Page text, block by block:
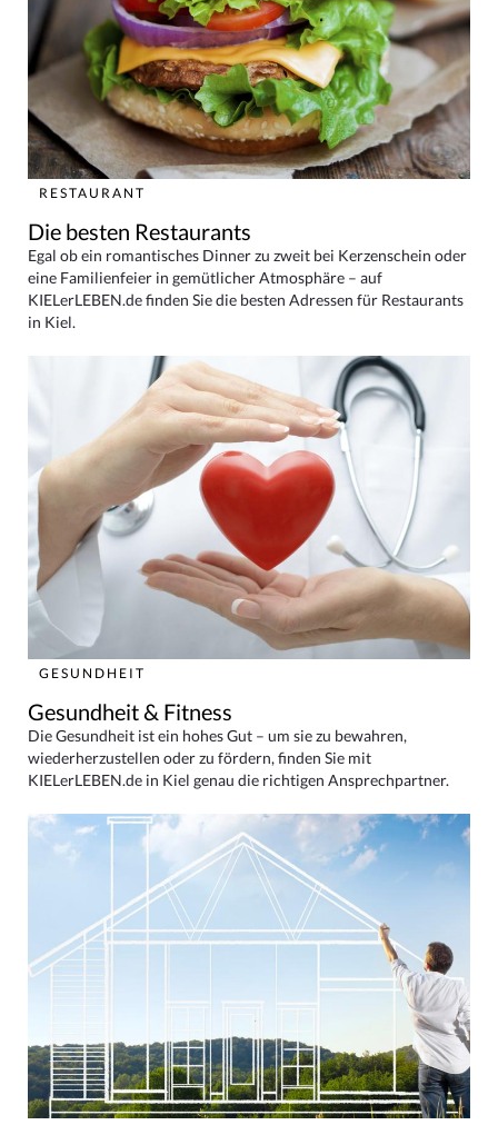
RESTAURANT
Die besten Restaurants
Egal ob ein romantisches Dinner zu zweit bei Kerzenschein oder
eine Familienfeier in gemütlicher Atmosphäre – auf
KIELerLEBEN.de finden Sie die besten Adressen für Restaurants
in Kiel.
GESUNDHEIT
Gesundheit & Fitness
Die Gesundheit ist ein hohes Gut – um sie zu bewahren,
wiederherzustellen oder zu fördern, finden Sie mit
KIELerLEBEN.de in Kiel genau die richtigen Ansprechpartner.